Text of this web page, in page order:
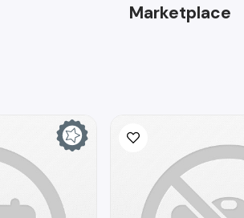
Marketplace